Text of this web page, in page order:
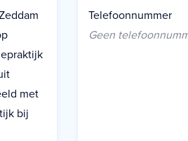
met
bij
Telefoonnummer
Geen